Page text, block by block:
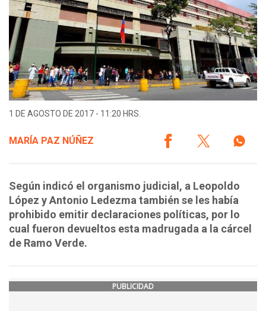
1 DE AGOSTO DE 2017 - 11:20 HRS.
MARÍA PAZ NÚÑEZ
Según indicó el organismo judicial, a Leopoldo
López y Antonio Ledezma también se les había
prohibido emitir declaraciones políticas, por lo
cual fueron devueltos esta madrugada a la cárcel
de Ramo Verde.
PUBLICIDAD